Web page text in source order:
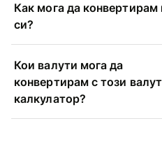
Как мога да конвертирам
си?
Кои валути мога да
конвертирам с този
калкулатор?